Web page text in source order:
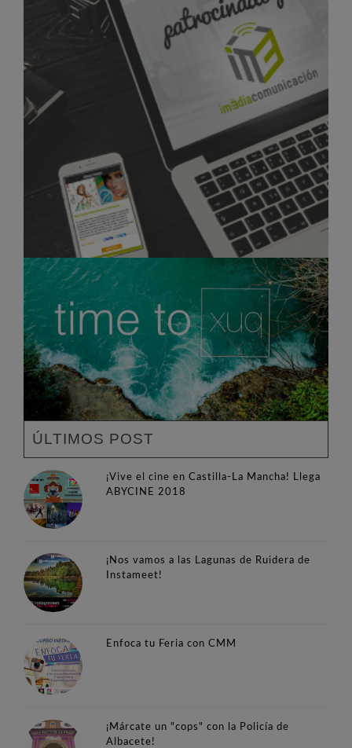
ÚLTIMOS POST
¡Vive el cine en Castilla-La Mancha! Llega
ABYCINE 2018
¡Nos vamos a las Lagunas de Ruidera de
Instameet!
Enfoca tu Feria con CMM
¡Márcate un "cops" con la Policía de
Albacete!